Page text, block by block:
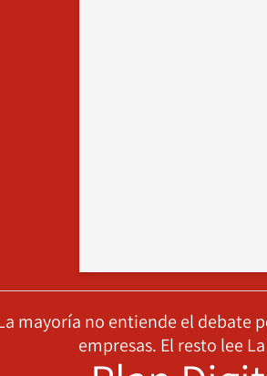
mayoría no entiende el debate
empresas. El resto lee